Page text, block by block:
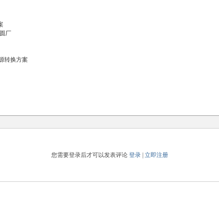
厂
转换方案
您需要登录后才可以发表评论 登录| 立即注册